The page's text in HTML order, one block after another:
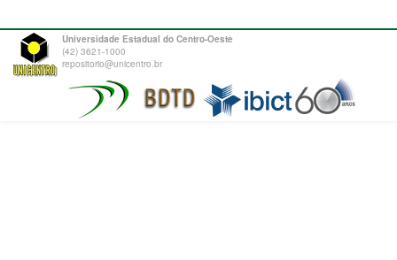
Universidade Estadual do Centro-Oeste
(42) 3621-1000
repositorio@unicentro.br